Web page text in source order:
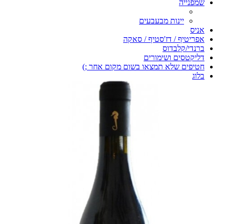
שמפנייה
יינות מבעבעים
אניס
אפריטיף / דז'סטיף / סאקה
ברנדי/קלבדוס
דליקטסים ושימורים
חטיפים שלא תמצאו בשום מקום אחר ;)
בלוג